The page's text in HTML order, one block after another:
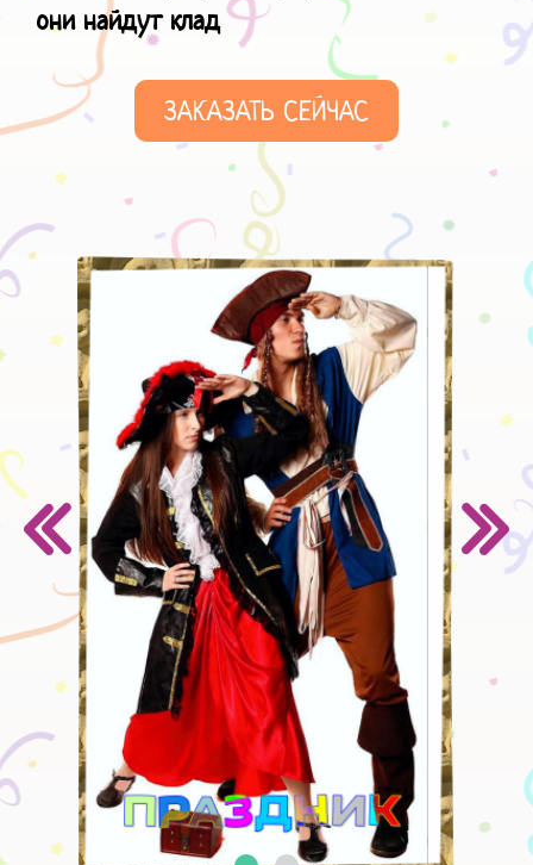
они найдут клад
ЗАКАЗАТЬ СЕЙЧАС